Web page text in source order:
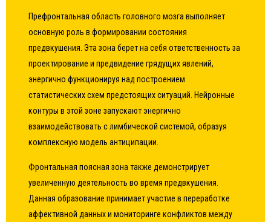
Префронтальная область головного мозга выполняет
основную роль в формировании состояния
предвкушения. Эта зона берет на себя ответственность за
проектирование и предвидение грядущих явлений,
энергично функционируя над построением
статистических схем предстоящих ситуаций. Нейронные
контуры в этой зоне запускают энергично
взаимодействовать с лимбической системой, образуя
комплексную модель антиципации.
Фронтальная поясная зона также демонстрирует
увеличенную деятельность во время предвкушения.
Данная образование принимает участие в переработке
аффективной данных и мониторинге конфликтов между